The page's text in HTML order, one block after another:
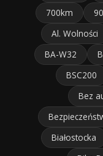
700km
Al. Wolności
BA-W32
BSC200
Bez
Białostocka